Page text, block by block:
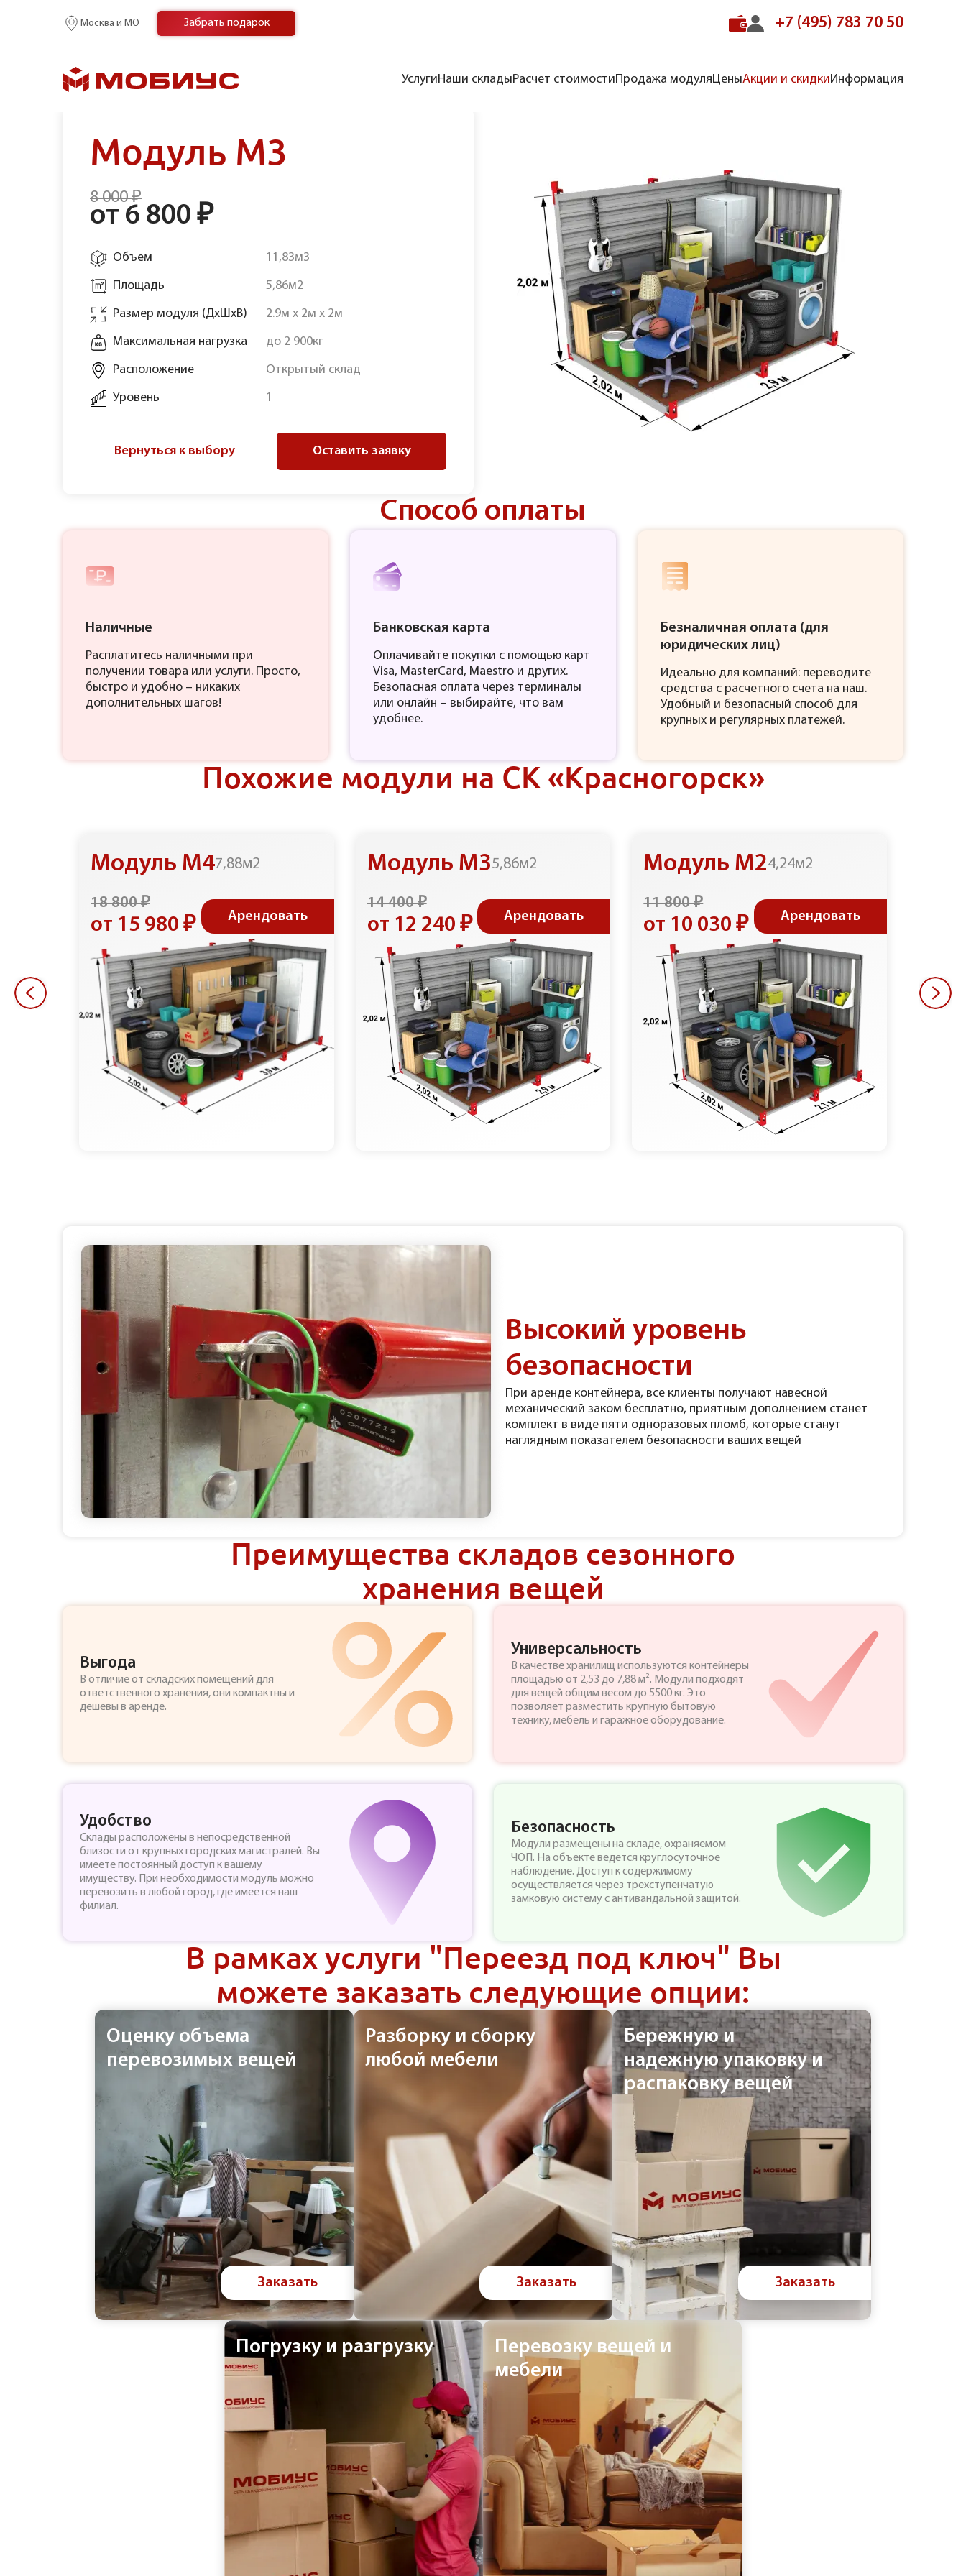
Москва и МО Забрать подарок +7 (495) 783 70 50
УслугиНаши складыРасчет стоимостиПродажа модуляЦеныАкции и скидкиИнформация
Главная/Наши склады/Складской комплекс “Красногорск”
Модуль М3
8 000 ₽
от 6 800 ₽
Объем 11,83м3
Площадь 5,86м2
Размер модуля (ДхШхВ) 2.9м х 2м х 2м
Максимальная нагрузка до 2 900кг
Расположение Открытый склад
Уровень 1
Вернуться к выбору Оставить заявку
Способ оплаты
Наличные
Расплатитесь наличными при
получении товара или услуги. Просто,
быстро и удобно – никаких
дополнительных шагов!
Банковская карта
Оплачивайте покупки с помощью карт
Visa, MasterCard, Maestro и других.
Безопасная оплата через терминалы
или онлайн – выбирайте, что вам
удобнее.
Безналичная оплата (для
юридических лиц)
Идеально для компаний: переводите
средства с расчетного счета на наш.
Удобный и безопасный способ для
крупных и регулярных платежей.
Похожие модули на СК «Красногорск»
Модуль М47,88м2
18 800 ₽
от 15 980 ₽ Арендовать
Модуль М35,86м2
14 400 ₽
от 12 240 ₽ Арендовать
Модуль М24,24м2
11 800 ₽
от 10 030 ₽ Арендовать
Высокий уровень
безопасности
При аренде контейнера, все клиенты получают навесной
механический заком бесплатно, приятным дополнением станет
комплект в виде пяти одноразовых пломб, которые станут
наглядным показателем безопасности ваших вещей
Преимущества складов сезонного
хранения вещей
Выгода
В отличие от складских помещений для
ответственного хранения, они компактны и
дешевы в аренде.
Универсальность
В качестве хранилищ используются контейнеры
площадью от 2,53 до 7,88 м². Модули подходят
для вещей общим весом до 5500 кг. Это
позволяет разместить крупную бытовую
технику, мебель и гаражное оборудование.
Удобство
Склады расположены в непосредственной
близости от крупных городских магистралей. Вы
имеете постоянный доступ к вашему
имуществу. При необходимости модуль можно
перевозить в любой город, где имеется наш
филиал.
Безопасность
Модули размещены на складе, охраняемом
ЧОП. На объекте ведется круглосуточное
наблюдение. Доступ к содержимому
осуществляется через трехступенчатую
замковую систему с антивандальной защитой.
В рамках услуги "Переезд под ключ" Вы
можете заказать следующие опции:
Оценку объема
перевозимых вещей
Заказать
Разборку и сборку
любой мебели
Заказать
Бережную и
надежную упаковку и
распаковку вещей
Заказать
Погрузку и разгрузку
Перевозку вещей и
мебели